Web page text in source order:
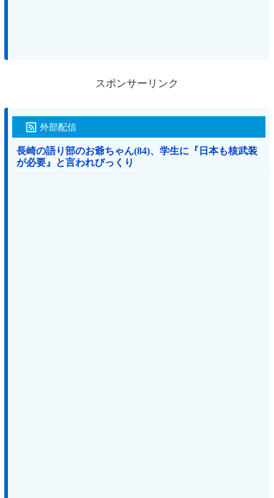
スポンサーリンク
外部配信
長崎の語り部のお爺ちゃん(84)、学生に『日本も核武装
が必要』と言われびっくり